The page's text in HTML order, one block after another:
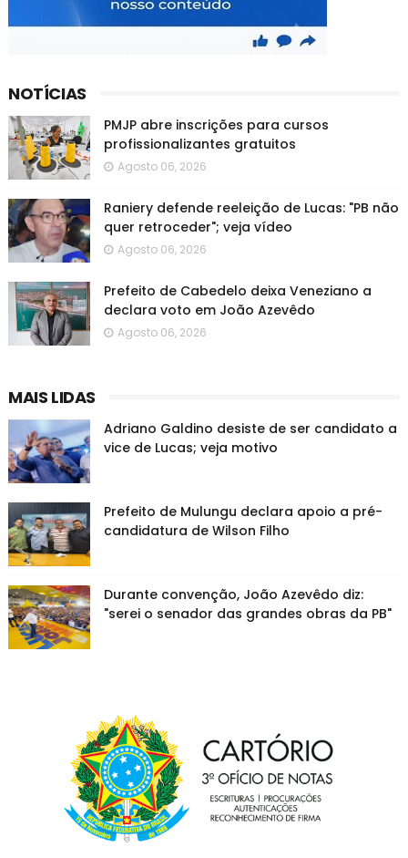
NOTÍCIAS
PMJP abre inscrições para cursos
profissionalizantes gratuitos
Agosto 06, 2026
Raniery defende reeleição de Lucas: "PB não
quer retroceder"; veja vídeo
Agosto 06, 2026
Prefeito de Cabedelo deixa Veneziano a
declara voto em João Azevêdo
Agosto 06, 2026
MAIS LIDAS
Adriano Galdino desiste de ser candidato a
vice de Lucas; veja motivo
Prefeito de Mulungu declara apoio a pré-
candidatura de Wilson Filho
Durante convenção, João Azevêdo diz:
"serei o senador das grandes obras da PB"